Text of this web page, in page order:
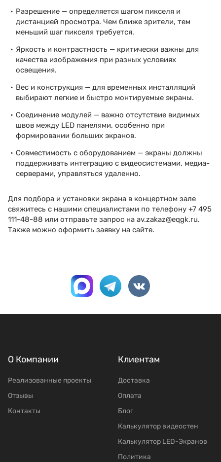
Разрешение — определяется шагом пикселя и
дистанцией просмотра. Чем ближе зрители, тем
меньший шаг пикселя требуется.
Яркость и контрастность — критически важны для
качества изображения при разных условиях
освещения.
Вес и конструкция — для временных инсталляций
выбирают легкие и быстро монтируемые экраны.
Соединение модулей — важно отсутствие видимых
швов между LED панелями, особенно при
формировании больших экранов.
Совместимость с оборудованием — экраны должны
поддерживать интеграцию с видеосистемами, медиа-
серверами, управляться удаленно.
Для подбора и установки экрана в концертном зале
свяжитесь с нашими специалистами по телефону +7 495
111-48-88 или отправьте запрос на av.zakaz@eqgk.ru.
Также можно оформить заявку на сайте.
О Компании
Реализованные проекты
Отзывы
Контакты
Клиентам
Доставка
Оплата
Блог
Калькулятор видеостен
Калькулятор LED-Экранов
Политика